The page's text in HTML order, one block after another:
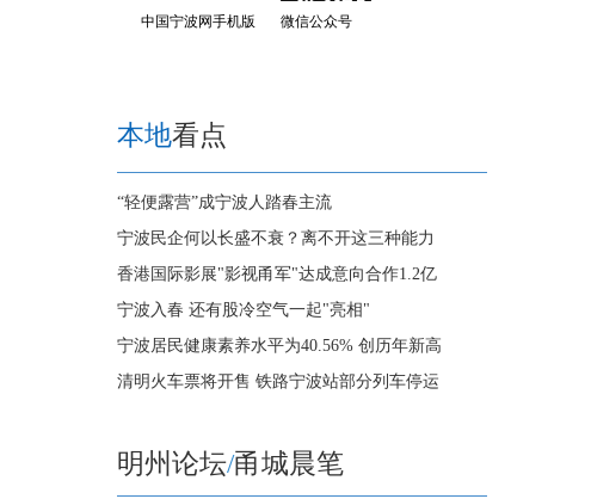
中国宁波网手机版 微信公众号
本地看点
“轻便露营”成宁波人踏春主流
宁波民企何以长盛不衰？离不开这三种能力
香港国际影展"影视甬军"达成意向合作1.2亿
宁波入春 还有股冷空气一起"亮相"
宁波居民健康素养水平为40.56% 创历年新高
清明火车票将开售 铁路宁波站部分列车停运
明州论坛/甬城晨笔